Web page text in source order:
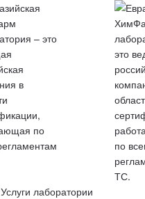
Услуги лаборатории